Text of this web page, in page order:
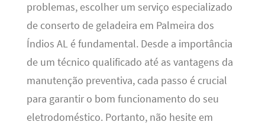
problemas, escolher um serviço especializado
de conserto de geladeira em Palmeira dos
Índios AL é fundamental. Desde a importância
de um técnico qualificado até as vantagens da
manutenção preventiva, cada passo é crucial
para garantir o bom funcionamento do seu
eletrodoméstico. Portanto, não hesite em